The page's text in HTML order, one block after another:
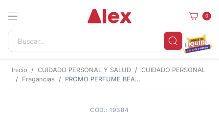
0
Inicio CUIDADO PERSONAL Y SALUD
CUIDADO PERSONAL
Fragancias
PROMO PERFUME BEAUTIFUL LIFE 100ML
CÓD.: 19384